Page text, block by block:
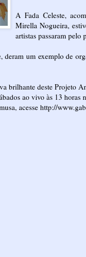
A Fada Celeste,
Mirella Nogueira,
artistas passaram
um exemplo de
brilhante deste Projeto
ao vivo às 13 horas
acesse http://